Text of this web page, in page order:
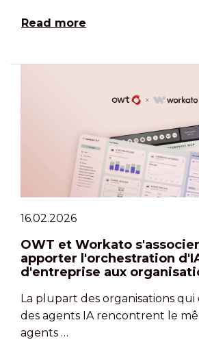
Read more
16.02.2026
OWT et Workato
apporter l'orchestration
d'entreprise aux
La plupart des organisations
des agents IA rencontrent le
agents …